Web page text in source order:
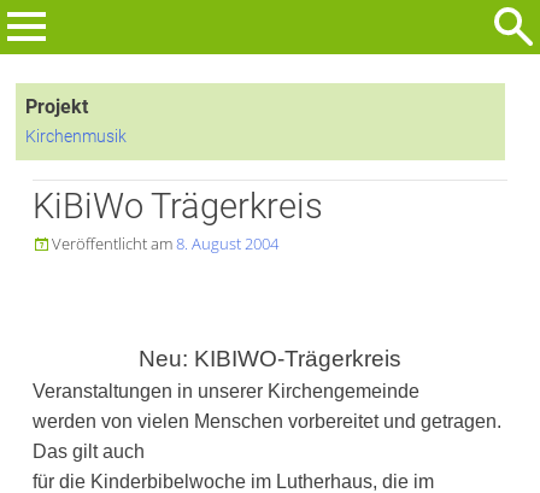
Zum
Inhalt
nach:Projekt
Kirchenmusik
KiBiWo Trägerkreis
Veröffentlicht am8. August 2004
Neu: KIBIWO-Trägerkreis
Veranstaltungen in unserer Kirchengemeinde
werden von vielen Menschen vorbereitet und getragen.
Das gilt auch
für die Kinderbibelwoche im Lutherhaus, die im